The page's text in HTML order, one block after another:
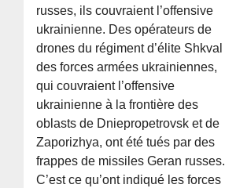
russes, ils couvraient l’offensive
ukrainienne. Des opérateurs de
drones du régiment d’élite Shkval
des forces armées ukrainiennes,
qui couvraient l’offensive
ukrainienne à la frontière des
oblasts de Dniepropetrovsk et de
Zaporizhya, ont été tués par des
frappes de missiles Geran russes.
C’est ce qu’ont indiqué les forces